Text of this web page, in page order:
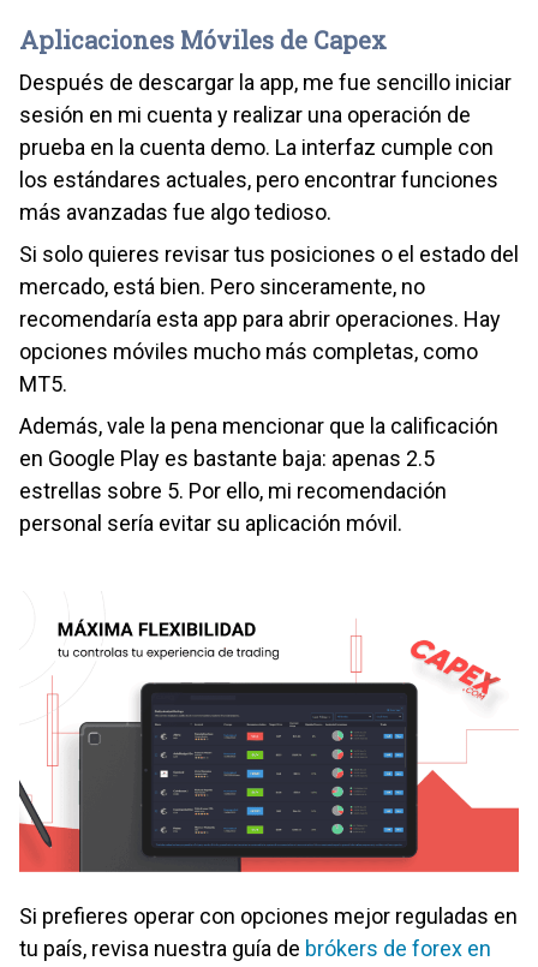
Aplicaciones Móviles de Capex
Después de descargar la app, me fue sencillo iniciar
sesión en mi cuenta y realizar una operación de
prueba en la cuenta demo. La interfaz cumple con
los estándares actuales, pero encontrar funciones
más avanzadas fue algo tedioso.
Si solo quieres revisar tus posiciones o el estado del
mercado, está bien. Pero sinceramente, no
recomendaría esta app para abrir operaciones. Hay
opciones móviles mucho más completas, como
MT5.
Además, vale la pena mencionar que la calificación
en Google Play es bastante baja: apenas 2.5
estrellas sobre 5. Por ello, mi recomendación
personal sería evitar su aplicación móvil.
Si prefieres operar con opciones mejor reguladas en
tu país, revisa nuestra guía de brókers de forex en